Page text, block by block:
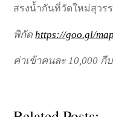
สรงน้ำกันที่วัดใหม่สุว
พิกัดhttps://goo.gl/
ค่าเข้าคนละ 10,000 กีบ